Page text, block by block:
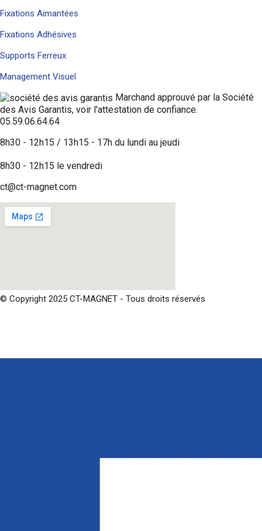
Fixations Aimantées
Fixations Adhésives
Supports Ferreux
Management Visuel
Marchand approuvé par la Société
des Avis Garantis, voir l'attestation de confiance.
05.59.06.64.64
8h30 - 12h15 / 13h15 - 17h du lundi au jeudi
8h30 - 12h15 le vendredi
ct@ct-magnet.com
© Copyright 2025 CT-MAGNET - Tous droits réservés